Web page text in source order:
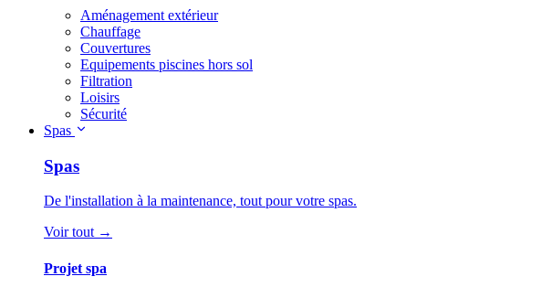
Aménagement extérieur
Chauffage
Couvertures
Equipements piscines hors sol
Filtration
Loisirs
Sécurité
Spas
Spas
De l'installation à la maintenance, tout pour votre spas.
Voir tout →
Projet spa